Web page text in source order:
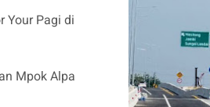
Your Pagi di
Mpok Alpa